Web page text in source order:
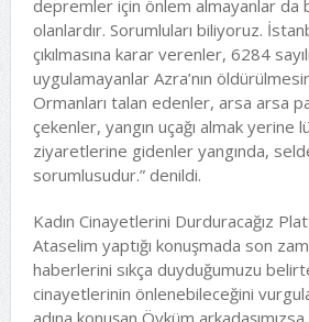
depremler için önlem almayanlar da
olanlardır. Sorumluları biliyoruz.
çıkılmasına karar verenler, 6284
uygulamayanlar Azra’nın
Ormanları talan edenler, arsa arsa
çekenler, yangın uçağı almak yerine
ziyaretlerine gidenler yangında,
sorumlusudur.” denildi.
Kadın Cinayetlerini Durduracağız
Ataselim yaptığı konuşmada son
haberlerini sıkça duyduğumuzu
cinayetlerinin önlenebileceğini